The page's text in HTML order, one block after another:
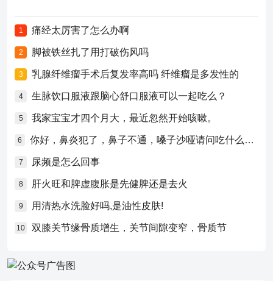
1 痛经太厉害了怎么办啊
2 脚被铁丝扎了用打破伤风吗
3 乳腺纤维瘤手术后复发率高吗 纤维瘤是多发性的
4 生脉饮口服液跟脑心舒口服液可以一起吃么？
5 我家宝宝才四个月大，最近忽然开始咳嗽。
6 你好，鼻炎犯了，鼻子不通，嗓子沙哑请问吃什么药比较好？
7 尿频是怎么回事
8 肝火旺和脾虚腹胀是先健脾还是去火
9 用清热水洗脸好吗,是油性皮肤!
10 双膝关节缘骨质增生，关节间隙变窄，骨质节